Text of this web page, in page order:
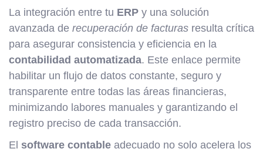
La integración entre tu ERP y una solución
avanzada de recuperación de facturas resulta crítica
para asegurar consistencia y eficiencia en la
contabilidad automatizada. Este enlace permite
habilitar un flujo de datos constante, seguro y
transparente entre todas las áreas financieras,
minimizando labores manuales y garantizando el
registro preciso de cada transacción.
El software contable adecuado no solo acelera los